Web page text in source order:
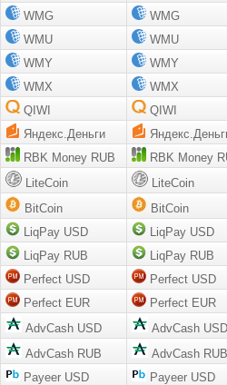
WMG
WMG
WMU
WMU
WMY
WMY
WMX
WMX
QIWI
QIWI
Яндекс.Деньги
RBK Money RUB
RBK Money
LiteCoin
LiteCoin
BitCoin
BitCoin
LiqPay USD
LiqPay USD
LiqPay RUB
LiqPay RUB
Perfect USD
Perfect USD
Perfect EUR
Perfect EUR
AdvCash USD
AdvCash USD
AdvCash RUB
AdvCash RUB
Payeer USD
Payeer USD